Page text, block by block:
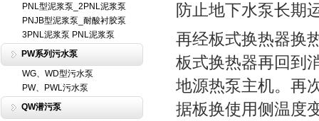
PNL型泥浆泵_2PNL泥浆泵
PNJB型泥浆泵_耐酸衬胶泵
3PNL泥浆泵 PNL泥浆泵
PW系列污水泵
WG、WD型污水泵
PW、PWL污水泵
QW潜污泵
防止地下水泵长期
再经板式换热器换
板式换热器再回到
地源热泵主机。再
据板换使用侧温度